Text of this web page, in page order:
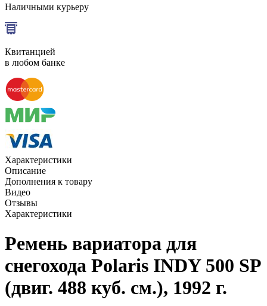
Наличными курьеру
Квитанцией
в любом банке
Характеристики
Описание
Дополнения к товару
Видео
Отзывы
Характеристики
Ремень вариатора для
снегохода Polaris INDY 500 SP
(двиг. 488 куб. см.), 1992 г.